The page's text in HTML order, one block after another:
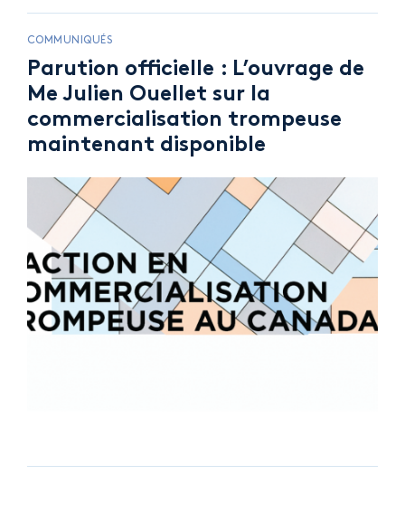
COMMUNIQUÉS
Parution officielle : L’ouvrage de
Me Julien Ouellet sur la
commercialisation trompeuse
maintenant disponible